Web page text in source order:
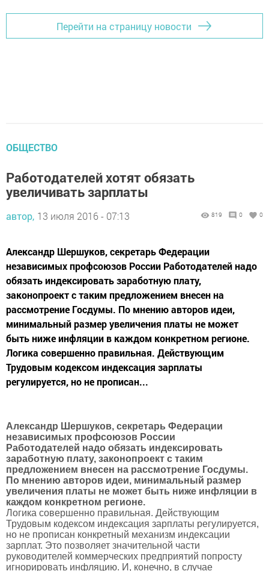
Перейти на страницу новости
ОБЩЕСТВО
Работодателей хотят обязать
увеличивать зарплаты
автор, 13 июля 2016 - 07:13 819 0 0
Александр Шершуков, секретарь Федерации
независимых профсоюзов России Работодателей надо
обязать индексировать заработную плату,
законопроект с таким предложением внесен на
рассмотрение Госдумы. По мнению авторов идеи,
минимальный размер увеличения платы не может
быть ниже инфляции в каждом конкретном регионе.
Логика совершенно правильная. Действующим
Трудовым кодексом индексация зарплаты
регулируется, но не прописан...
Александр Шершуков, секретарь Федерации
независимых профсоюзов России
Работодателей надо обязать индексировать
заработную плату, законопроект с таким
предложением внесен на рассмотрение Госдумы.
По мнению авторов идеи, минимальный размер
увеличения платы не может быть ниже инфляции в
каждом конкретном регионе.
Логика совершенно правильная. Действующим
Трудовым кодексом индексация зарплаты регулируется,
но не прописан конкретный механизм индексации
зарплат. Это позволяет значительной части
руководителей коммерческих предприятий попросту
игнорировать инфляцию. И, конечно, в случае